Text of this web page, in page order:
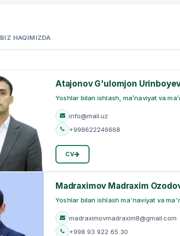
BIZ HAQIMIZDA
Atajonov G'ulomjon
Yoshlar bilan ishlash, ma’naviyat va
info@mail.uz
+998622246668
CV
Madraximov Madraxim
Yoshlar bilan ishlash ma'naviyat va
madraximovmadraxim8@gmail.com
+998 93 922 65 30